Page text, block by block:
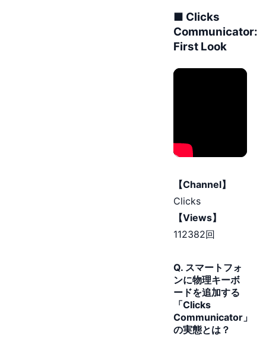
■ Clicks
Communicator:
First Look
【Channel】
Clicks
【Views】
112382回
Q. スマートフォ
ンに物理キーボ
ードを追加する
「Clicks
Communicator」
の実態とは？